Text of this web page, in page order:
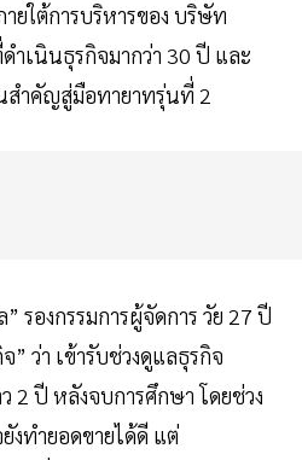
ยใต้การบริหารของ บริษัท
ำเนินธุรกิจมากว่า 30 ปี และ
สำคัญสู่มือทายาทรุ่นที่ 2
องกรรมการผู้จัดการ วัย 27 ปี
” ว่า เข้ารับช่วงดูแลธุรกิจ
ว 2 ปี หลังจบการศึกษา โดยช่วง
งทำยอดขายได้ดี แต่